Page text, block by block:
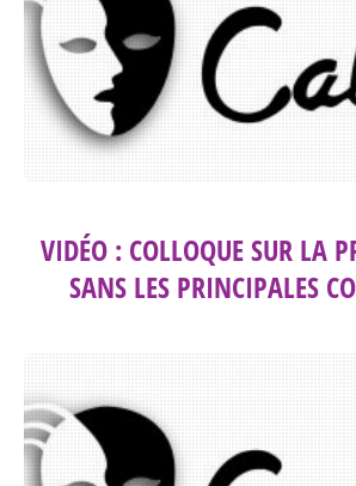
VIDÉO : COLLOQUE SUR LA
SANS LES PRINCIPALES